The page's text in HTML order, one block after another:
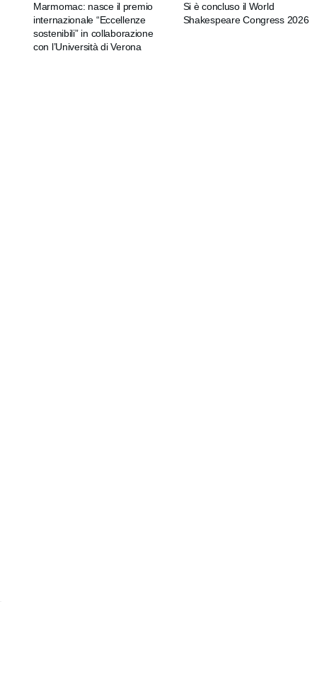
Marmomac: nasce il premio
internazionale “Eccellenze
sostenibili” in collaborazione
con l’Università di Verona
Si è concluso il World
Shakespeare Congress 2026